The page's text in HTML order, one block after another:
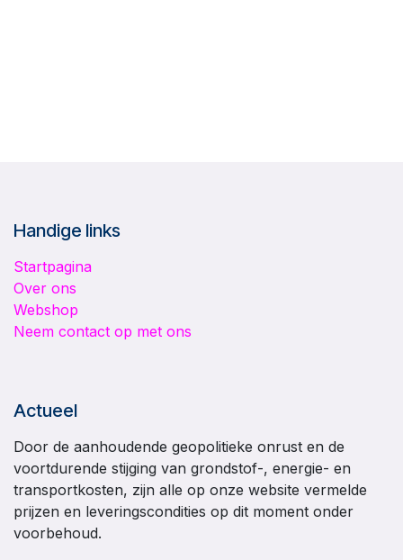
Handige links
Startpagina
Over ons
Webshop
Neem contact op met ons
Actueel
Door de aanhoudende geopolitieke onrust en de
voortdurende stijging van grondstof-, energie- en
transportkosten, zijn alle op onze website vermelde
prijzen en leveringscondities op dit moment onder
voorbehoud.